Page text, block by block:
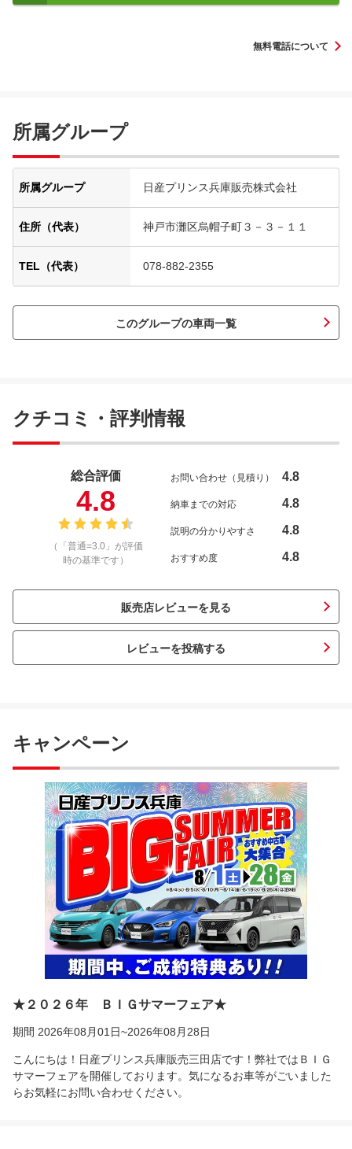
無料電話について
所属グループ
所属グループ 日産プリンス兵庫販売株式会社
住所（代表） 神戸市灘区烏帽子町３－３－１１
TEL（代表） 078-882-2355
このグループの車両一覧
クチコミ・評判情報
総合評価
4.8
（「普通=3.0」が評価
時の基準です）
お問い合わせ（見積り） 4.8
納車までの対応 4.8
説明の分かりやすさ 4.8
おすすめ度 4.8
販売店レビューを見る
レビューを投稿する
キャンペーン
★２０２６年 ＢＩＧサマーフェア★
期間 2026年08月01日~2026年08月28日
こんにちは！日産プリンス兵庫販売三田店です！弊社ではＢＩＧ
サマーフェアを開催しております。気になるお車等がごいました
らお気軽にお問い合わせください。